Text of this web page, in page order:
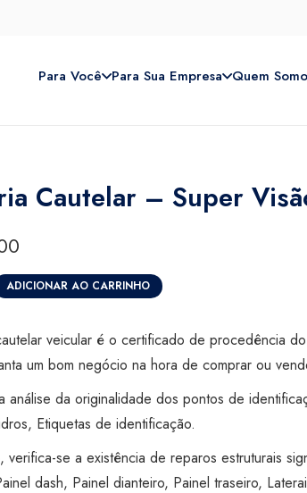
Para Você Para Sua Empresa Quem
Cautelar – Super
ADICIONAR AO CARRINHO
veicular é o certificado de procedência
um bom negócio na hora de comprar ou
análise da originalidade dos pontos de
Etiquetas de identificação.
verifica-se a existência de reparos estruturais
dash, Painel dianteiro, Painel traseiro,